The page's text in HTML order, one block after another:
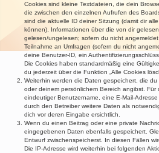
Cookies sind kleine Textdateien, die dein
die zwischen den einzelnen Aufrufen des
sind die aktuelle ID deiner Sitzung (damit dir
können), Informationen über die von dir
gelesen/ungelesen; sofern du nicht
Teilnahme an Umfragen (sofern du nicht
deine Benutzer-ID, ein
Die Cookies haben standardmäßig eine
du jederzeit über die Funktion „Alle Cookies
Weiterhin werden die Daten gespeichert, die
oder deinem persönlichem Bereich angibst.
eindeutiger Benutzername, eine E-Mail-
durch den Betreiber weitere Daten als
dich vor deren Eingabe ersichtlich.
Wenn du einen Beitrag oder eine private
eingegebenen Daten ebenfalls gespeichert.
Entwurf zwischenspeicherst. In diesen Fällen
Die IP-Adresse wird weiterhin bei folgenden